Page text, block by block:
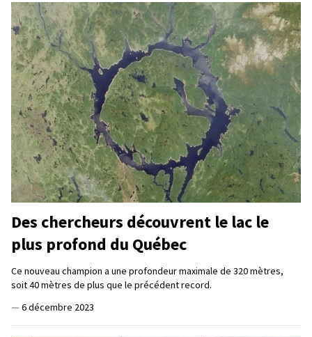
Des chercheurs découvrent le lac le
plus profond du Québec
Ce nouveau champion a une profondeur maximale de 320 mètres,
soit 40 mètres de plus que le précédent record.
— 6 décembre 2023